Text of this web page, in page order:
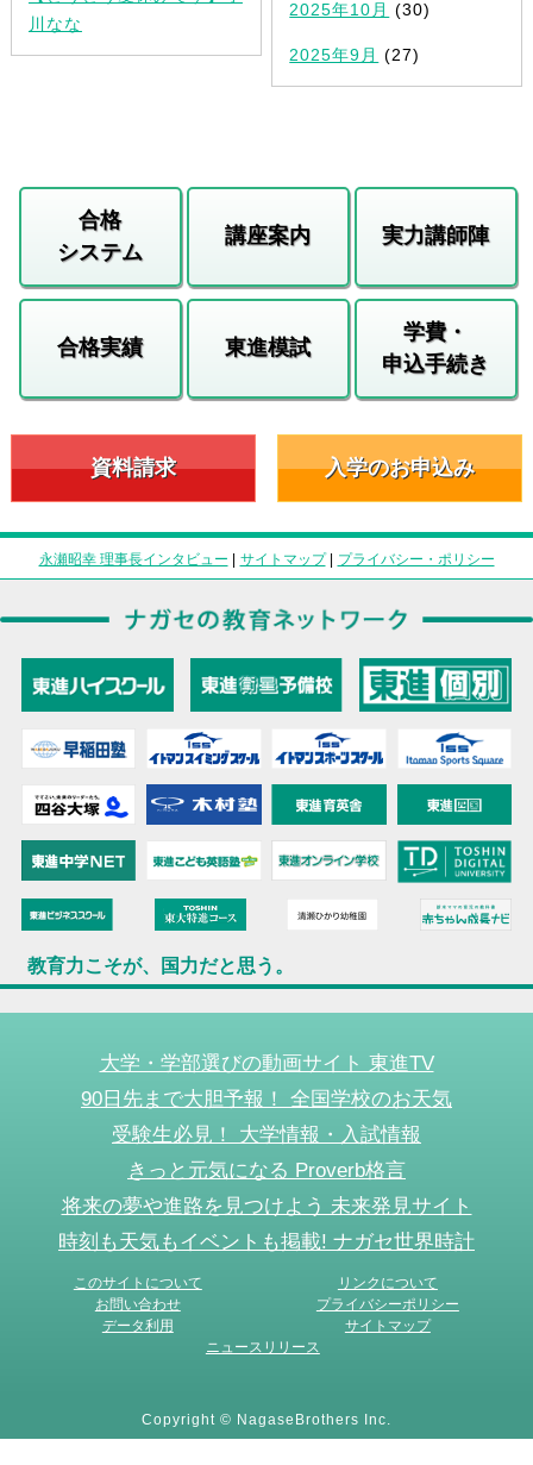
川なな
2025年10月 (30)
2025年9月 (27)
合格
システム
講座案内 実力講師陣
合格実績 東進模試
学費・
申込手続き
資料請求 入学のお申込み
永瀬昭幸 理事長インタビュー | サイトマップ| プライバシー・ポリシー
教育力こそが、国力だと思う。
大学・学部選びの動画サイト 東進TV
90日先まで大胆予報！ 全国学校のお天気
受験生必見！ 大学情報・入試情報
きっと元気になる Proverb格言
将来の夢や進路を見つけよう 未来発見サイト
時刻も天気もイベントも掲載! ナガセ世界時計
このサイトについて
リンクについて
お問い合わせ
プライバシーポリシー
データ利用
サイトマップ
ニュースリリース
Copyright © NagaseBrothers Inc.